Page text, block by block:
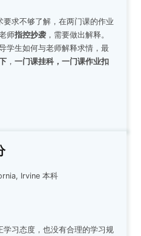
求不够了解，在两门课的作业
师指控抄袭，需要做出解释。
学生如何与老师解释求情，最
， 一门课挂科，一门课作业扣
Irvine 本科
学习态度，也没有合理的学习规